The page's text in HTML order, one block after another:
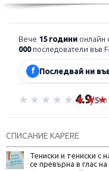
Вече 15 години онлайн
000последователи във
f Последвай ни
4.9/5
СПИСАНИЕ KAPERE
Тениски и тениски с
се превърна в глас